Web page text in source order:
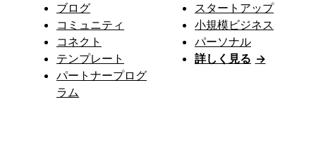
ブログ
コミュニティ
コネクト
テンプレート
パートナープログ
ラム
スタートアップ
小規模ビジネス
パーソナル
詳しく見る →